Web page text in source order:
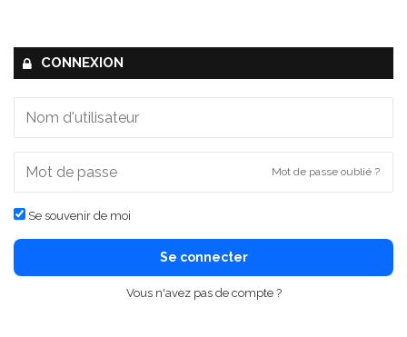
CONNEXION
Mot de passe oublié ?
Se souvenir de moi
Se connecter
Vous n'avez pas de compte ?